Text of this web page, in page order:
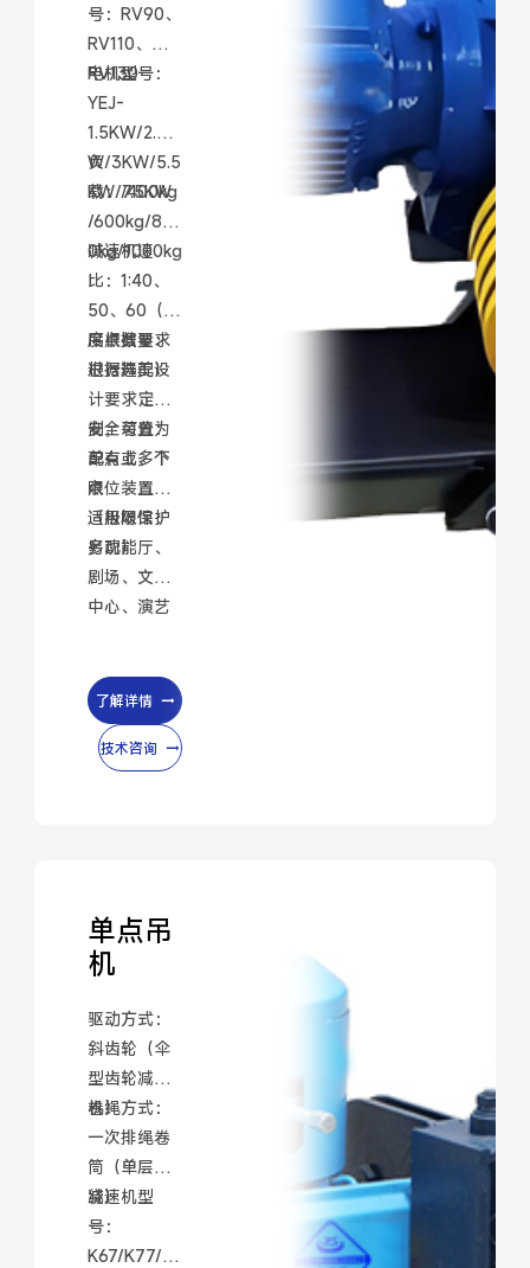
号：RV90、
RV110、
RV130
电机型号：
YEJ-
1.5KW/2.2K
W/3KW/5.5
KW/7.5KW
负
载：/400kg
/600kg/80
0kg/1000kg
减速机速
比：1:40、
50、60（速
度根据要求
进行选配）
吊点数量：
根据舞美设
计要求定
制，可分为
单点或多个
点
安全装置：
配有上、下
限位装置
（极限保护
另配）
适用场馆：
多功能厅、
剧场、文化
中心、演艺
了解详情
技术咨询
单点吊
机
驱动方式：
斜齿轮（伞
型齿轮减速
机）
卷绳方式：
一次排绳卷
筒（单层缠
绕）
减速机型
号：
K67/K77/K